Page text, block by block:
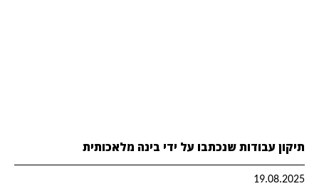
תיקון עבודות שנכתבו על ידי בינה מלאכותית
19.08.2025